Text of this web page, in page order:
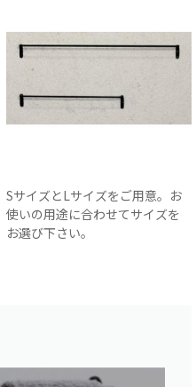
SサイズとLサイズをご用意。お
使いの用途に合わせてサイズを
お選び下さい。